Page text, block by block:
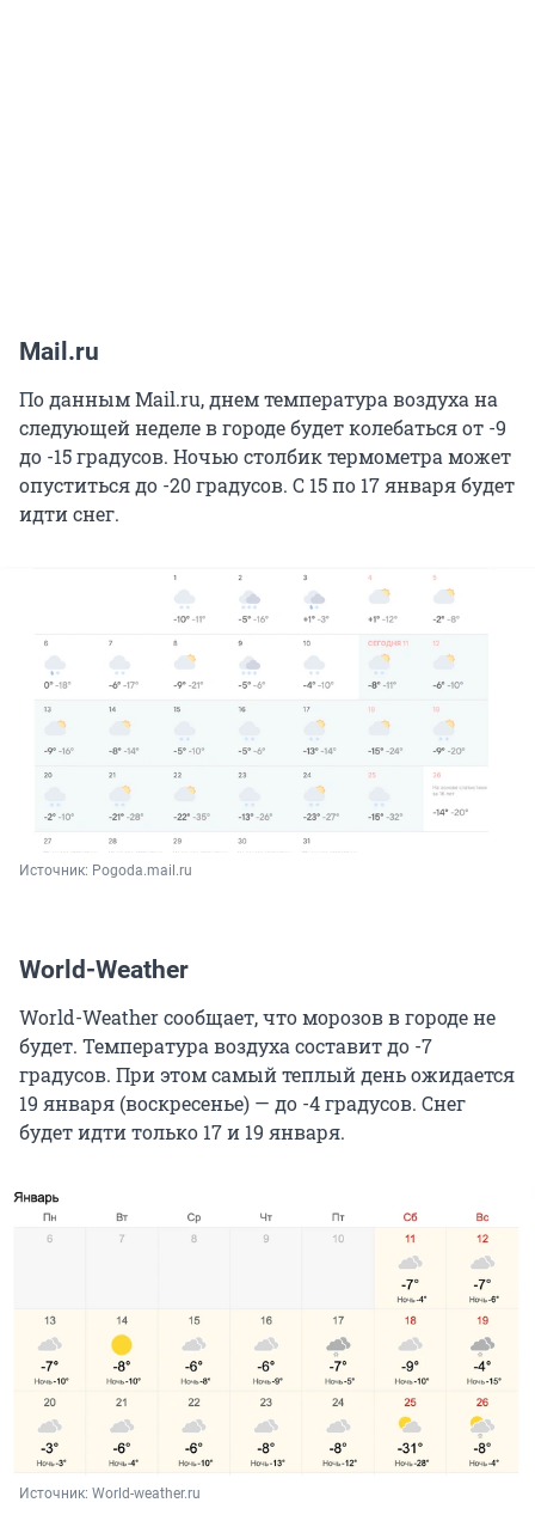
Mail.ru
По данным Mail.ru, днем температура воздуха на
следующей неделе в городе будет колебаться от -9
до -15 градусов. Ночью столбик термометра может
опуститься до -20 градусов. С 15 по 17 января будет
идти снег.
Источник: Pogoda.mail.ru
World-Weather
World-Weather сообщает, что морозов в городе не
будет. Температура воздуха составит до -7
градусов. При этом самый теплый день ожидается
19 января (воскресенье) — до -4 градусов. Снег
будет идти только 17 и 19 января.
Источник: World-weather.ru